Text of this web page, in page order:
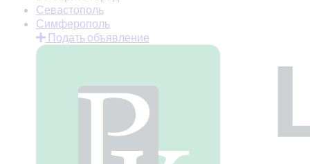
Севастополь
Симферополь
Подать объявление